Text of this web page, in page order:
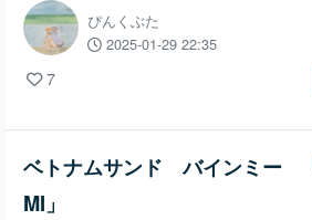
ぴんくぶた
2025-01-29 22:35
7
ベトナムサンド バインミー
MI」